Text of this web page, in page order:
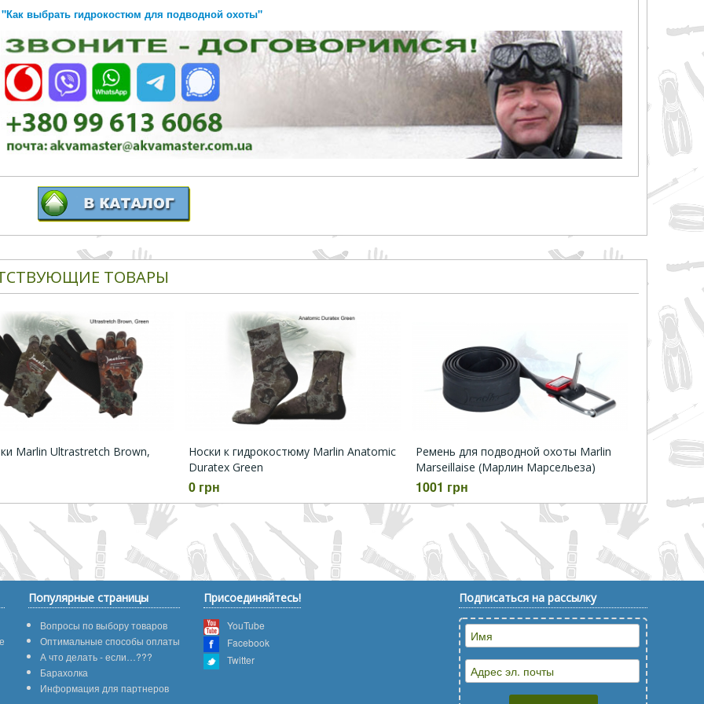
"Как выбрать гидрокостюм для подводной охоты"
ТОВАРЫ
Marlin Ultrastretch Brown,
Носки к гидрокостюму Marlin Anatomic
Duratex Green
0 грн
Ремень для подводной охоты Marlin
Marseillaise (Марлин Марсельеза)
1001 грн
Популярные страницы
Вопросы по выбору товаров
Оптимальные способы оплаты
А что делать - если…???
Барахолка
Информация для партнеров
Присоединяйтесь!
YouTube
Facebook
Twitter
Подписаться на рассылку